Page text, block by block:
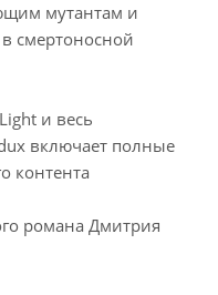
мутантам и
смертоносной
и весь
включает полные
контента
романа Дмитрия